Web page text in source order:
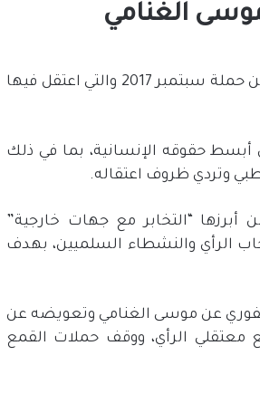
الغنامي
حملة سبتمبر2017
والتي اعتقل فيها
أبسط حقوقه الإنسانية، بما في ذلك
وتردي ظروف اعتقاله.
أبرزها “التخابر مع جهات خارجية”
الرأي والنشطاء السلميين، بهدف
عن موسى الغنامي وتعويضه عن
معتقلي الرأي، ووقف حملات القمع